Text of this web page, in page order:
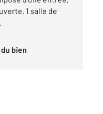
1 salle de
du bien